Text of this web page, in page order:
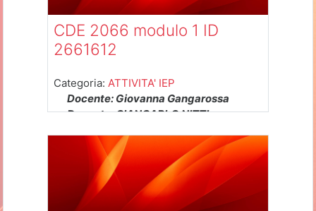
CDE 2066 modulo 1 ID
2661612
Categoria: ATTIVITA' IEP
Docente: Giovanna Gangarossa
Docente: GIANCARLO NITTI
Docente: Gianluca Spano